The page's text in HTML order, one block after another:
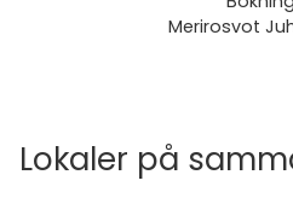
Merirosvot
Lokaler på